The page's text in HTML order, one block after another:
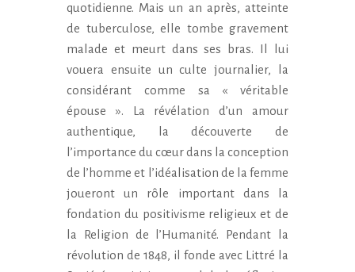
quotidienne. Mais un an après, atteinte
de tuberculose, elle tombe gravement
malade et meurt dans ses bras. Il lui
vouera ensuite un culte journalier, la
considérant comme sa « véritable
épouse ». La révélation d’un amour
authentique, la découverte de
l’importance du cœur dans la conception
de l’homme et l’idéalisation de la femme
joueront un rôle important dans la
fondation du positivisme religieux et de
la Religion de l’Humanité. Pendant la
révolution de 1848, il fonde avec Littré la